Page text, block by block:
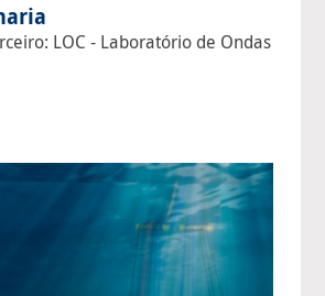
LOC - Laboratório de Ondas